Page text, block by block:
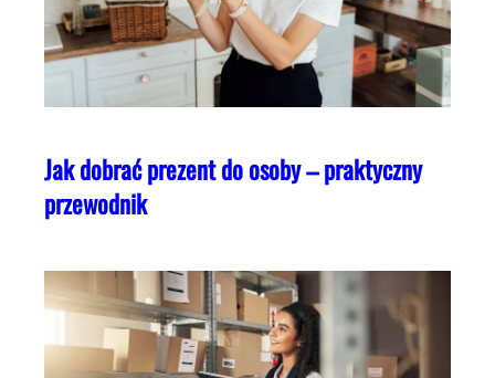
Jak dobrać prezent do osoby – praktyczny
przewodnik